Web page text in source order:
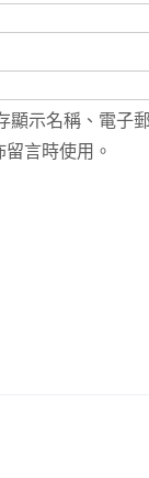
顯示名稱、電子
言時使用。